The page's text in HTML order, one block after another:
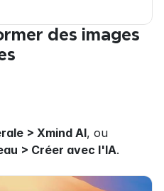
des images
> Xmind AI, ou
> Créer avec l'IA.